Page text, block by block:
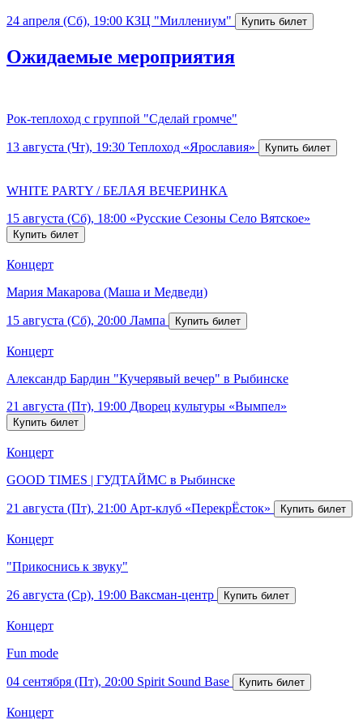
24 апреля (Сб), 19:00 КЗЦ "Миллениум"
Ожидаемые мероприятия
Рок-теплоход с группой "Сделай громче"
13 августа (Чт), 19:30 Теплоход «Ярославия»
WHITE PARTY / БЕЛАЯ ВЕЧЕРИНКА
15 августа (Сб), 18:00 «Русские Сезоны Село Вятское»
Концерт
Мария Макарова (Маша и Медведи)
15 августа (Сб), 20:00 Лампа
Концерт
Александр Бардин "Кучерявый вечер" в Рыбинске
21 августа (Пт), 19:00 Дворец культуры «Вымпел»
Концерт
GOOD TIMES | ГУДТАЙМС в Рыбинске
21 августа (Пт), 21:00 Арт-клуб «ПерекрЁсток»
Концерт
"Прикоснись к звуку"
26 августа (Ср), 19:00 Ваксман-центр
Концерт
Fun mode
04 сентября (Пт), 20:00 Spirit Sound Base
Концерт